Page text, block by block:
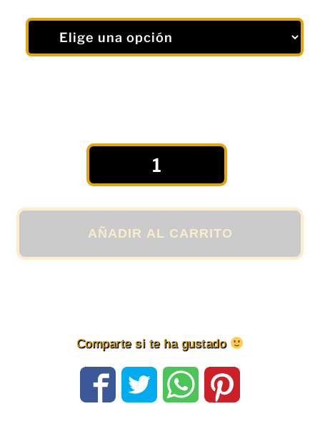
"Sumo"
color
AÑADIR AL CARRITO
Comparte si te ha gustado